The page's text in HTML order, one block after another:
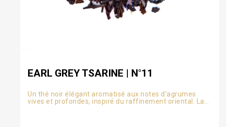
EARL GREY TSARINE | N°11
Un thé noir élégant aromatisé aux notes d’agrumes
vives et profondes, inspiré du raffinement oriental. La